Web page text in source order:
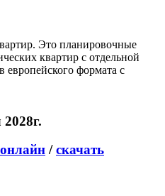
Это планировочные
квартир с отдельной
европейского формата с
онлайн /скачать